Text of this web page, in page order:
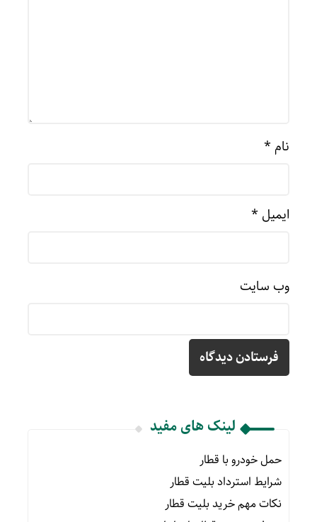
نام *
ایمیل *
وب‌ سایت
لینک های مفید
حمل خودرو با قطار
شرایط استرداد بلیت قطار
نکات مهم خرید بلیت قطار